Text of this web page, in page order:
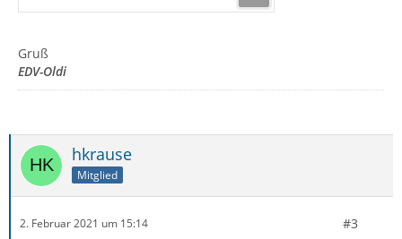
Gruß
EDV-Oldi
hkrause
Mitglied
2. Februar 2021 um 15:14 #3